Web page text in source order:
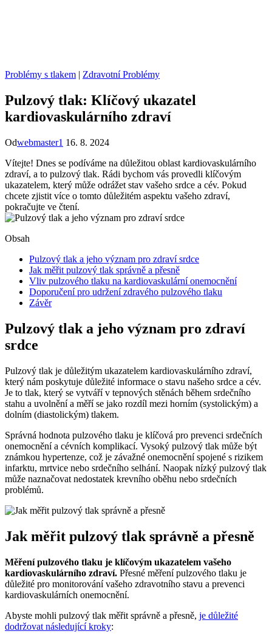
Problémy s tlakem | Zdravotní Problémy
Pulzový tlak: Klíčový ukazatel
kardiovaskulárního zdraví
Odwebmaster1 16. 8. 2024
Vítejte! Dnes se podíváme na důležitou oblast kardiovaskulárního
zdraví, a to pulzový tlak. Rádi bychom vás provedli klíčovým
ukazatelem, který může odrážet stav vašeho srdce a cév. Pokud
chcete zjistit více o tomto důležitém aspektu vašeho zdraví,
pokračujte ve čtení.
Obsah
Pulzový tlak a jeho význam pro zdraví srdce
Jak měřit pulzový tlak správně a přesně
Vliv pulzového tlaku na kardiovaskulární onemocnění
Doporučení pro udržení zdravého pulzového tlaku
Závěr
Pulzový tlak a jeho význam pro zdraví
srdce
Pulzový tlak je důležitým ukazatelem kardiovaskulárního zdraví,
který nám poskytuje důležité informace o stavu našeho srdce a cév.
Je to tlak, který se vytváří v tepnových stěnách během srdečního
stahu a uvolnění a měří se jako rozdíl mezi horním (systolickým) a
dolním (diastolickým) tlakem.
Správná hodnota pulzového tlaku je klíčová pro prevenci srdečních
onemocnění a cévních komplikací. Vysoký pulzový tlak může být
známkou hypertenze, což je závažné onemocnění spojené s rizikem
infarktu, mrtvice nebo srdečního selhání. Naopak nízký pulzový tlak
může naznačovat nedostatek krevního oběhu nebo srdečních
problémů.
Jak měřit pulzový tlak správně a přesně
Měření pulzového tlaku je klíčovým ukazatelem vašeho
kardiovaskulárního zdraví. Přesné měření pulzového tlaku je
důležité pro monitorování vašeho zdravotního stavu a prevenci
kardiovaskulárních onemocnění.
Abyste mohli pulzový tlak měřit správně a přesně, je důležité
dodržovat následující kroky: